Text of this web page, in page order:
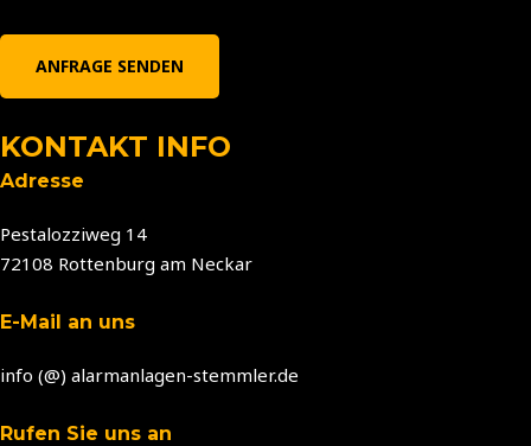
KONTAKT INFO
Adress​e
Pestalozziweg 14
72108 Rottenburg am Neckar
E-Mail an uns
info (@) alarmanlagen-stemmler.de
Rufen Sie uns an